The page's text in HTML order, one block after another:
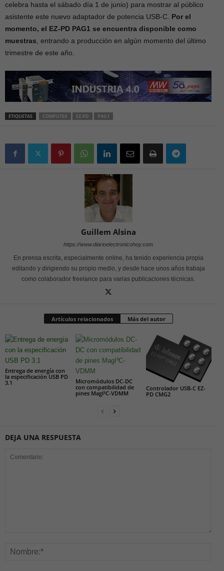
celebra hasta el sábado día 1 de junio) para mostrar al público
asistente este nuevo adaptador de potencia USB-C. Por el
momento, el EZ-PD PAG1 se encuentra disponible como
muestras , entrando a producción en algún momento del último
trimestre de este año.
ETIQUETAS COMPUTEX EZ-PD PAG1
Guillem Alsina
https://www.diarioelectronicohoy.com
En prensa escrita, especialmente online, ha tenido experiencia propia
editando y dirigiendo su propio medio, y desde hace unos años trabaja
como colaborador freelance para varias publicaciones técnicas.
Artículos relacionados Más del autor
Entrega de energía con
la especificación USB PD
3.1
Micromódulos DC-DC
con compatibilidad de
pines MagI³C-VDMM
Controlador USB-C EZ-
PD CMG2
DEJA UNA RESPUESTA